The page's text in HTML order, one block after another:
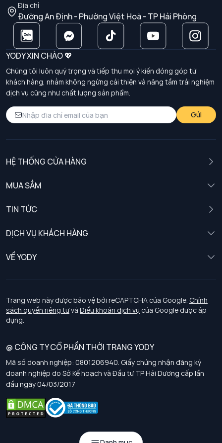
Địa chỉ
Đường An Định - Phường Việt Hoà - TP Hải Phòng
YODY XIN CHÀO 💖
Chúng tôi luôn quý trọng và tiếp thu mọi ý kiến đóng góp từ
khách hàng, nhằm không ngừng cải thiện và nâng tầm trải nghiệm
dịch vụ cũng như chất lượng sản phẩm.
Gửi
HỆ THỐNG CỬA HÀNG
MUA SẮM
TIN TỨC
DỊCH VỤ KHÁCH HÀNG
Chính sách khách hàng thân thiết
Chính sách bảo vệ dữ liệu cá nhân
Chính sách thanh toán, giao nhận
Chính sách chất lượng và an toàn sức khoẻ nghề nghiệp
Chính sách đơn đồng phục
Hướng dẫn chọn kích thước
VỀ YODY
Tuyển dụng
Trang web này được bảo vệ bởi reCAPTCHA của Google. Chính
sách quyền riêng tưvà Điều khoản dịch vụ của Google được áp
dụng.
@ CÔNG TY CỔ PHẦN THỜI TRANG YODY
Mã số doanh nghiệp: 0801206940. Giấy chứng nhận đăng ký
doanh nghiệp do Sở Kế hoạch và Đầu tư TP Hải Dương cấp lần
đầu ngày 04/03/2017